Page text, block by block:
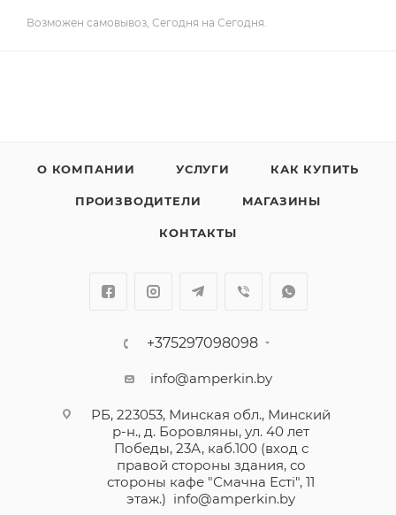
Возможен самовывоз, Сегодня на Сегодня.
О КОМПАНИИ УСЛУГИ КАК КУПИТЬ
ПРОИЗВОДИТЕЛИ МАГАЗИНЫ
КОНТАКТЫ
+375297098098
info@amperkin.by
РБ, 223053, Минская обл., Минский
р-н., д. Боровляны, ул. 40 лет
Победы, 23А, каб.100 (вход с
правой стороны здания, со
стороны кафе "Смачна Естi", 11
этаж.) info@amperkin.by